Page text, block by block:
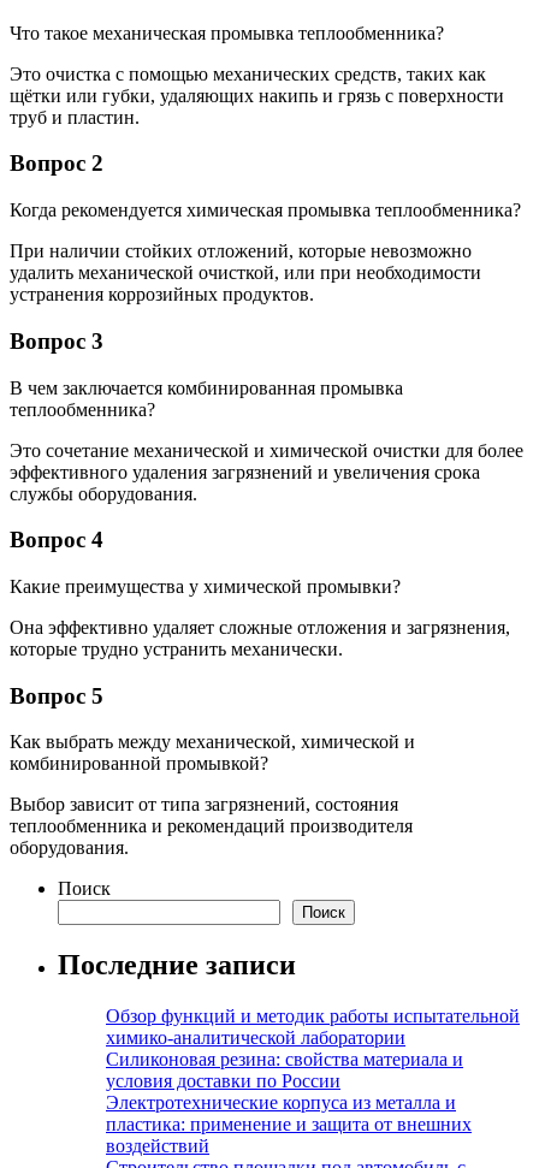
Что такое механическая промывка теплообменника?
Это очистка с помощью механических средств, таких как
щётки или губки, удаляющих накипь и грязь с поверхности
труб и пластин.
Вопрос 2
Когда рекомендуется химическая промывка теплообменника?
При наличии стойких отложений, которые невозможно
удалить механической очисткой, или при необходимости
устранения коррозийных продуктов.
Вопрос 3
В чем заключается комбинированная промывка
теплообменника?
Это сочетание механической и химической очистки для более
эффективного удаления загрязнений и увеличения срока
службы оборудования.
Вопрос 4
Какие преимущества у химической промывки?
Она эффективно удаляет сложные отложения и загрязнения,
которые трудно устранить механически.
Вопрос 5
Как выбрать между механической, химической и
комбинированной промывкой?
Выбор зависит от типа загрязнений, состояния
теплообменника и рекомендаций производителя
оборудования.
Поиск
Поиск
Последние записи
Обзор функций и методик работы испытательной
химико-аналитической лаборатории
Силиконовая резина: свойства материала и
условия доставки по России
Электротехнические корпуса из металла и
пластика: применение и защита от внешних
воздействий